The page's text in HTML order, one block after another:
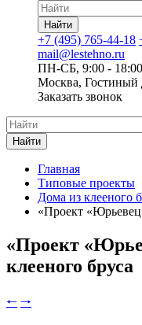
Найти
+7 (495) 765-44-18
mail@lestehno.ru
ПН-СБ, 9:00 - 18:00
Москва, Гостиный
Заказать звонок
Найти
Главная
Типовые проекты
Дома из клееного
«Проект
«Проект
клееного бруса
🠐 🠒